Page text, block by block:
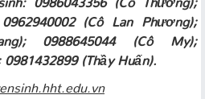
(Cô Lan Phương);
0988645044 (Cô My);
(Thầy Huấn).